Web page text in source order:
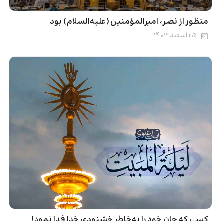
منظور از نصر، امیرالمؤمنین (علیه‌السلام) بود
۲۵ اسفند ۱۴۰۳